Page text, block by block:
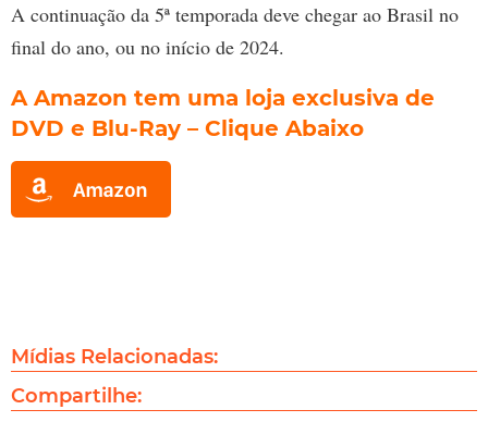
A continuação da 5ª temporada deve chegar ao Brasil no
final do ano, ou no início de 2024.
A Amazon tem uma loja exclusiva de
DVD e Blu-Ray – Clique Abaixo
Mídias Relacionadas:
Compartilhe: